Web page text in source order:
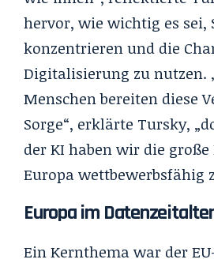
hervor, wie wichtig es sei,
konzentrieren und die
Digitalisierung zu nutzen.
Menschen bereiten diese
Sorge“, erklärte Tursky,
der KI haben wir die
Europa wettbewerbsfähig
Europa im Datenzeitalter
Ein Kernthema war der